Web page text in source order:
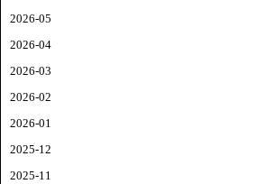
2026-05
2026-04
2026-03
2026-02
2026-01
2025-12
2025-11